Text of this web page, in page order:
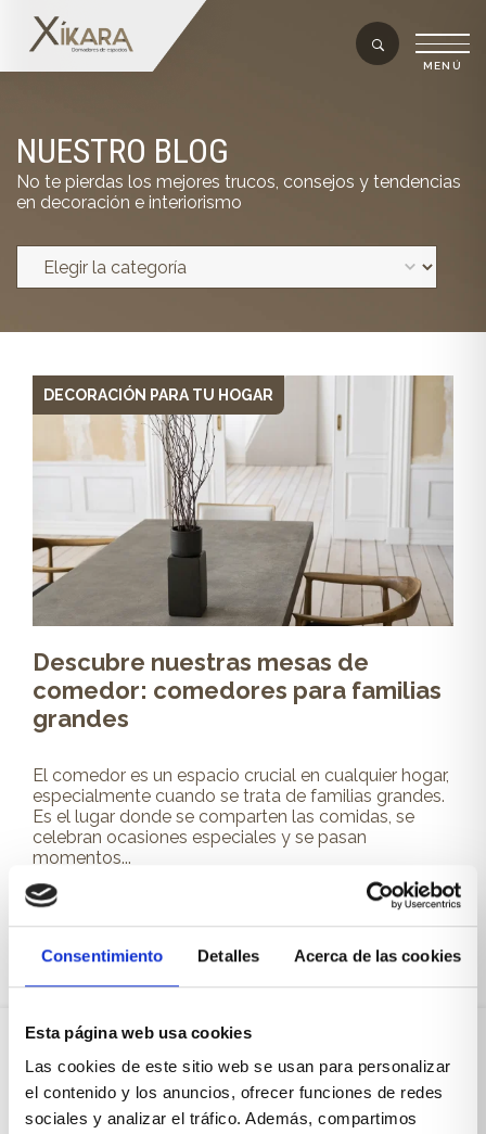
Consentimiento Detalles Acerca de las cookies
Esta página web usa cookies
Las cookies de este sitio web se usan para personalizar
el contenido y los anuncios, ofrecer funciones de redes
sociales y analizar el tráfico. Además, compartimos
NUESTRO BLOG
No te pierdas los mejores trucos, consejos y tendencias
en decoración e interiorismo
DECORACIÓN PARA TU HOGAR
Descubre nuestras mesas de
comedor: comedores para familias
grandes
El comedor es un espacio crucial en cualquier hogar,
especialmente cuando se trata de familias grandes.
Es el lugar donde se comparten las comidas, se
celebran ocasiones especiales y se pasan
momentos...
Leer más
Sobre Xíkara